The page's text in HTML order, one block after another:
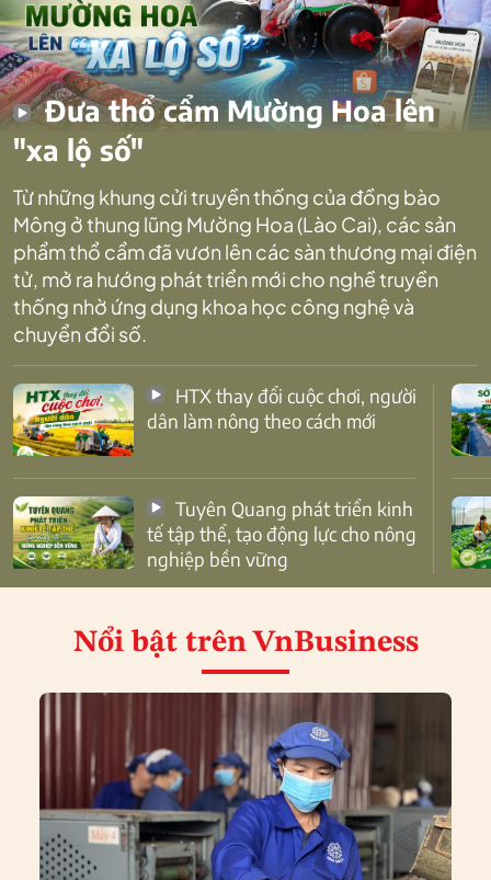
Đưa thổ cẩm Mường Hoa lên
"xa lộ số"
Từ những khung cửi truyền thống của đồng bào
Mông ở thung lũng Mường Hoa (Lào Cai), các sản
phẩm thổ cẩm đã vươn lên các sàn thương mại điện
tử, mở ra hướng phát triển mới cho nghề truyền
thống nhờ ứng dụng khoa học công nghệ và
chuyển đổi số.
dân làm nông theo cách mới
tế tập thể, tạo động lực cho nông
nghiệp bền vững
Nổi bật trên VnBusiness